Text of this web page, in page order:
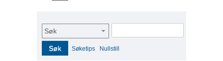
Søk
Søk Søketips Nullstill